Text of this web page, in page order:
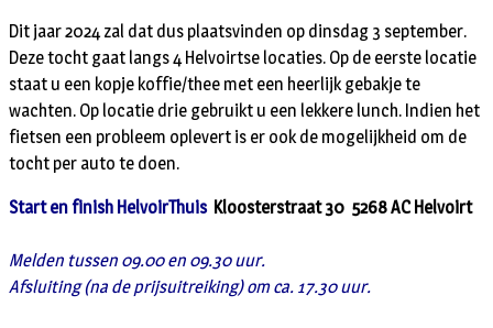
Dit jaar 2024 zal dat dus plaatsvinden op dinsdag 3 september.
Deze tocht gaat langs 4 Helvoirtse locaties. Op de eerste locatie
staat u een kopje koffie/thee met een heerlijk gebakje te
wachten. Op locatie drie gebruikt u een lekkere lunch. Indien het
fietsen een probleem oplevert is er ook de mogelijkheid om de
tocht per auto te doen.
Start en finish HelvoirThuis Kloosterstraat 30 5268 AC Helvoirt
Melden tussen 09.00 en 09.30 uur.
Afsluiting (na de prijsuitreiking) om ca. 17.30 uur.